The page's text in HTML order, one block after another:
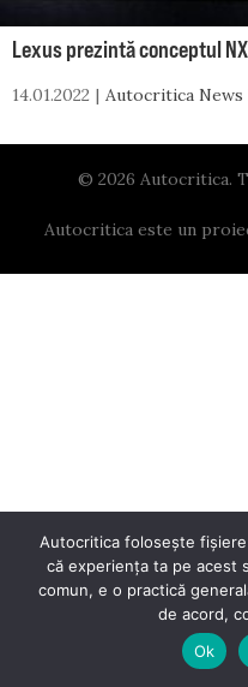
Lexus prezintă conceptul
14.01.2022 Autocritica News
© 2026 Autocritica.
Autocritica este un
Autocritica folosește
că experiența ta pe acest
comun, e o practică
de acord,
Ok